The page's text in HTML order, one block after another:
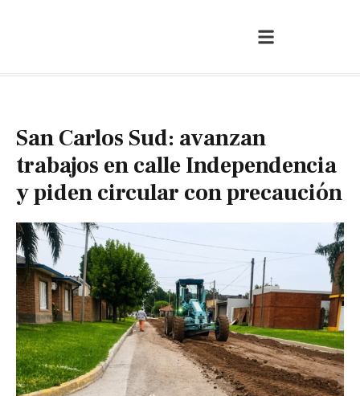
San Carlos Sud: avanzan
trabajos en calle Independencia
y piden circular con precaución